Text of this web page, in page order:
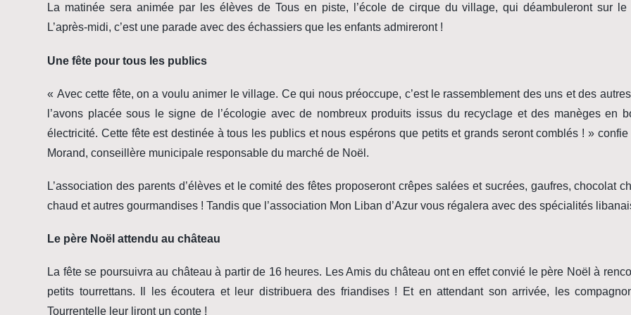
La matinée sera animée par les élèves de Tous en piste, l’école de cirque du village, qui déambuleront sur le
L’après-midi, c’est une parade avec des échassiers que les enfants admireront !
Une fête pour tous les publics
« Avec cette fête, on a voulu animer le village. Ce qui nous préoccupe, c’est le rassemblement des uns et des
l’avons placée sous le signe de l’écologie avec de nombreux produits issus du recyclage et des manèges en
électricité. Cette fête est destinée à tous les publics et nous espérons que petits et grands seront comblés ! »
Morand, conseillère municipale responsable du marché de Noël.
L’association des parents d’élèves et le comité des fêtes proposeront crêpes salées et sucrées, gaufres, chocolat
chaud et autres gourmandises ! Tandis que l’association Mon Liban d’Azur vous régalera avec des spécialités
Le père Noël attendu au château
La fête se poursuivra au château à partir de 16 heures. Les Amis du château ont en effet convié le père Noël à
petits tourrettans. Il les écoutera et leur distribuera des friandises ! Et en attendant son arrivée, les
Tourrentelle leur liront un conte !